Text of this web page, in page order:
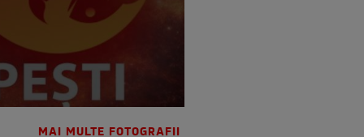
MAI MULTE FOTOGRAFII